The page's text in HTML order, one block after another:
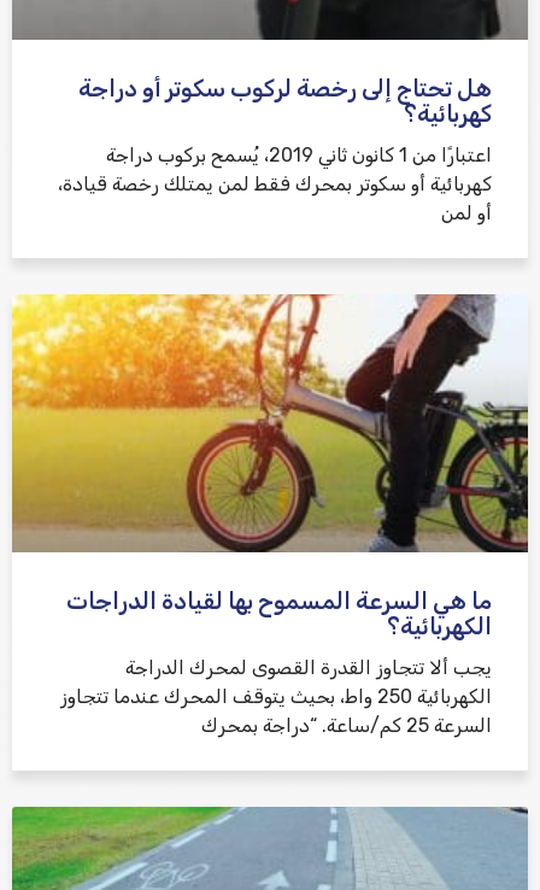
هل تحتاج إلى رخصة لركوب سكوتر أو دراجة
كهربائية؟
اعتبارًا من 1 كانون ثاني 2019، يُسمح بركوب دراجة
كهربائية أو سكوتر بمحرك فقط لمن يمتلك رخصة قيادة،
أو لمن
ما هي السرعة المسموح بها لقيادة الدراجات
الكهربائية؟
يجب ألا تتجاوز القدرة القصوى لمحرك الدراجة
الكهربائية 250 واط، بحيث يتوقف المحرك عندما تتجاوز
السرعة 25 كم/ساعة. “دراجة بمحرك